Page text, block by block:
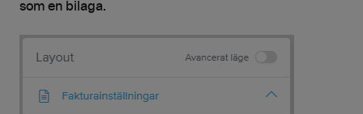
som en bilaga.